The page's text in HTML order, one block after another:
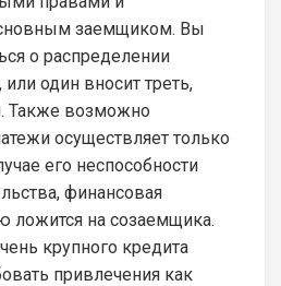
заемщиком. Вы
о распределении
один вносит треть,
Также возможно
осуществляет только
его неспособности
финансовая
ложится на созаемщика.
крупного кредита
привлечения как